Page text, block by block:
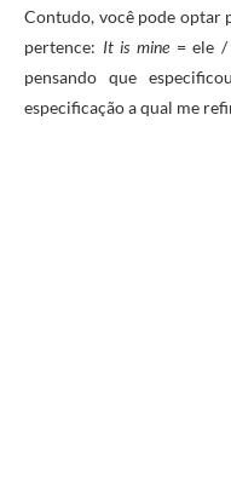
Contudo, você pode optar
pertence: It is mine = ele /
pensando que
especificação a qual me